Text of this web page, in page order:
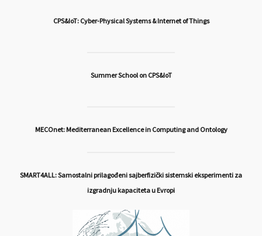
CPS&IoT: Cyber-Physical Systems & Internet of Things
Summer School on CPS&IoT
MECOnet: Mediterranean Excellence in Computing and Ontology
SMART4ALL: Samostalni prilagođeni sajberfizički sistemski eksperimenti za
izgradnju kapaciteta u Evropi